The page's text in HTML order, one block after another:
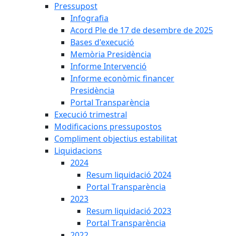
Pressupost
Infografia
Acord Ple de 17 de desembre de 2025
Bases d'execució
Memòria Presidència
Informe Intervenció
Informe econòmic financer
Presidència
Portal Transparència
Execució trimestral
Modificacions pressupostos
Compliment objectius estabilitat
Liquidacions
2024
Resum liquidació 2024
Portal Transparència
2023
Resum liquidació 2023
Portal Transparència